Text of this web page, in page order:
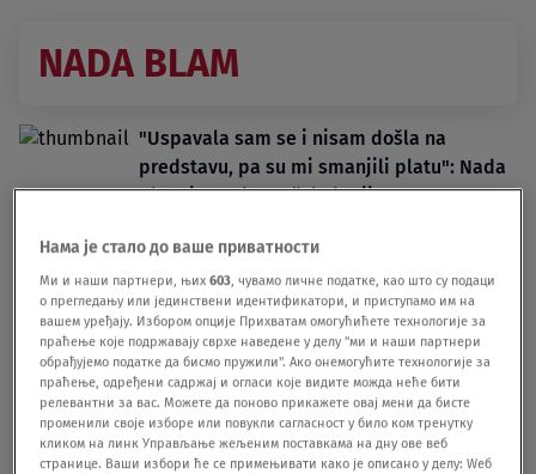
NADA BLAM
"Uspavala sam se i nisam došla na
predstavu, pa su mi smanjili platu": Nada
Blam je ovako počela karijeru
Naša glumica ima 74 godine i ne odustaje
od posla: "Moraću da radim do kraja
života"
SHOWBIZ18.04.
Нама је стало до ваше приватности
Ми и наши партнери, њих603, чувамо личне податке, као што су подаци
о прегледању или јединствени идентификатори, и приступамо им на
вашем уређају. Избором опције Прихватам омогућићете технологије за
праћење које подржавају сврхе наведене у делу "ми и наши партнери
обрађујемо податке да бисмо пружили". Ако онемогућите технологије за
праћење, одређени садржај и огласи које видите можда неће бити
релевантни за вас. Можете да поново прикажете овај мени да бисте
променили своје изборе или повукли сагласност у било ком тренутку
кликом на линк Управљање жељеним поставкама на дну ове веб
странице. Ваши избори ће се примењивати како је описано у делу: Wеб